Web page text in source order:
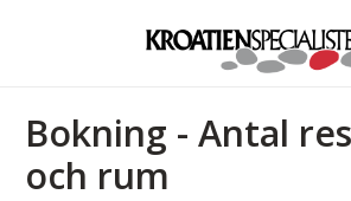
Bokning - Antal
och rum